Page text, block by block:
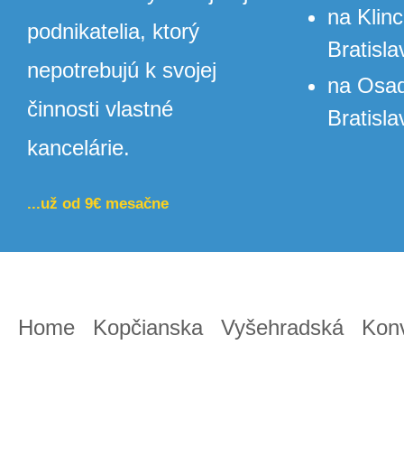
podnikatelia, ktorý
nepotrebujú k svojej
činnosti vlastné
kancelárie.
...už od 9€ mesačne
na
na
Home Kopčianska Vyšehradská